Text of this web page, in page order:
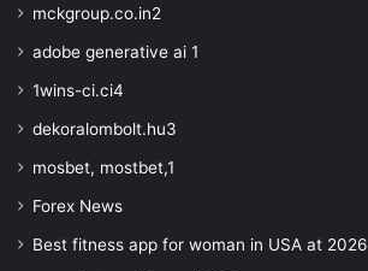
mckgroup.co.in2
adobe generative ai 1
1wins-ci.ci4
dekoralombolt.hu3
mosbet, mostbet,1
Forex News
Best fitness app for woman in USA at 2026